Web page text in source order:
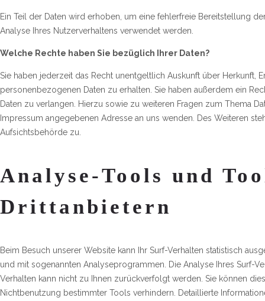
Ein Teil der Daten wird erhoben, um eine fehlerfreie Bereitstellung
Analyse Ihres Nutzerverhaltens verwendet werden.
Welche Rechte haben Sie bezüglich Ihrer Daten?
Sie haben jederzeit das Recht unentgeltlich Auskunft über Herkunft,
personenbezogenen Daten zu erhalten. Sie haben außerdem ein
Daten zu verlangen. Hierzu sowie zu weiteren Fragen zum Thema
Impressum angegebenen Adresse an uns wenden. Des Weiteren
Aufsichtsbehörde zu.
Analyse-Tools und
Drittanbietern
Beim Besuch unserer Website kann Ihr Surf-Verhalten statistisch
und mit sogenannten Analyseprogrammen. Die Analyse Ihres Surf-
Verhalten kann nicht zu Ihnen zurückverfolgt werden. Sie können
Nichtbenutzung bestimmter Tools verhindern. Detaillierte